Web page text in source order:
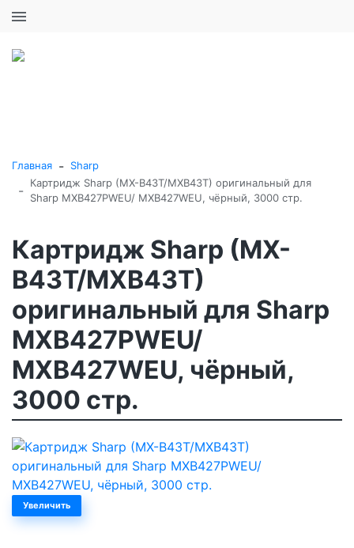
Главная - Sharp
-
Картридж Sharp (MX-B43T/MXB43T) оригинальный для
Sharp MXB427PWEU/ MXB427WEU, чёрный, 3000 стр.
Картридж Sharp (MX-
B43T/MXB43T)
оригинальный для Sharp
MXB427PWEU/
MXB427WEU, чёрный,
3000 стр.
Увеличить